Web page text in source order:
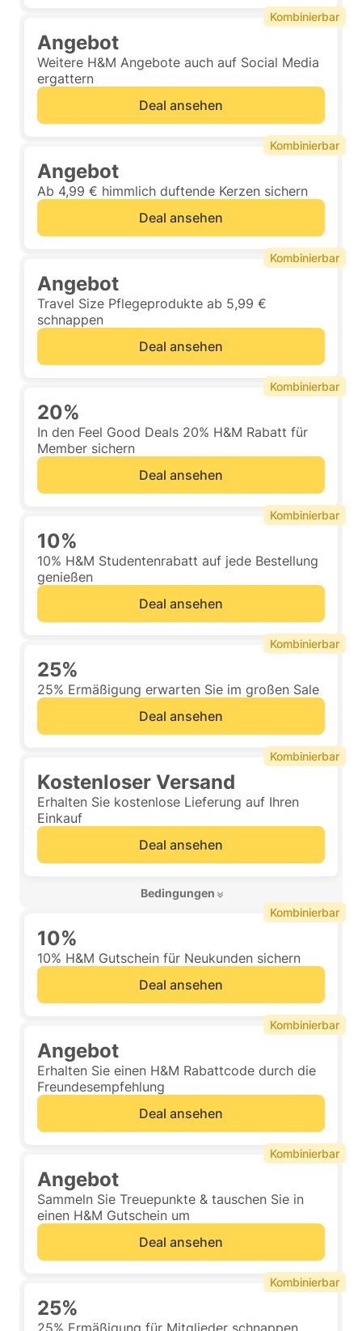
Angebot
Weitere H&M Angebote auch auf Social Media
ergattern
Deal ansehen
Kombinierbar
Angebot
Ab 4,99 € himmlich duftende Kerzen sichern
Deal ansehen
Kombinierbar
Angebot
Travel Size Pflegeprodukte ab 5,99 €
schnappen
Deal ansehen
Kombinierbar
20%
In den Feel Good Deals 20% H&M Rabatt für
Member sichern
Deal ansehen
Kombinierbar
10%
10% H&M Studentenrabatt auf jede Bestellung
genießen
Deal ansehen
Kombinierbar
25%
25% Ermäßigung erwarten Sie im großen Sale
Deal ansehen
Kombinierbar
Kostenloser Versand
Erhalten Sie kostenlose Lieferung auf Ihren
Einkauf
Deal ansehen
Bedingungen
Kombinierbar
10%
10% H&M Gutschein für Neukunden sichern
Deal ansehen
Kombinierbar
Angebot
Erhalten Sie einen H&M Rabattcode durch die
Freundesempfehlung
Deal ansehen
Kombinierbar
Angebot
Sammeln Sie Treuepunkte & tauschen Sie in
einen H&M Gutschein um
Deal ansehen
Kombinierbar
25%
25% Ermäßigung für Mitglieder schnappen
Kombinierbar